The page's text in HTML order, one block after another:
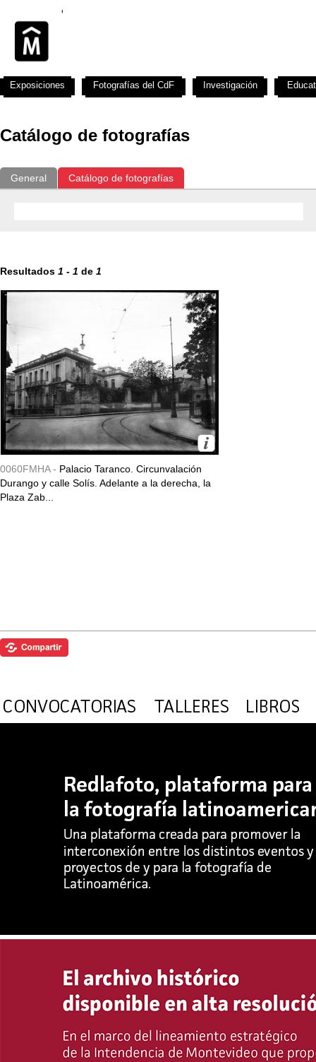
Catálogo de fotografías
General Catálogo de fotografías
Resultados 1 - 1 de 1
0060FMHA - Palacio Taranco. Circunvalación
Durango y calle Solís. Adelante a la derecha, la
Plaza Zab...
Exposiciones Fotografías del CdF Investigación